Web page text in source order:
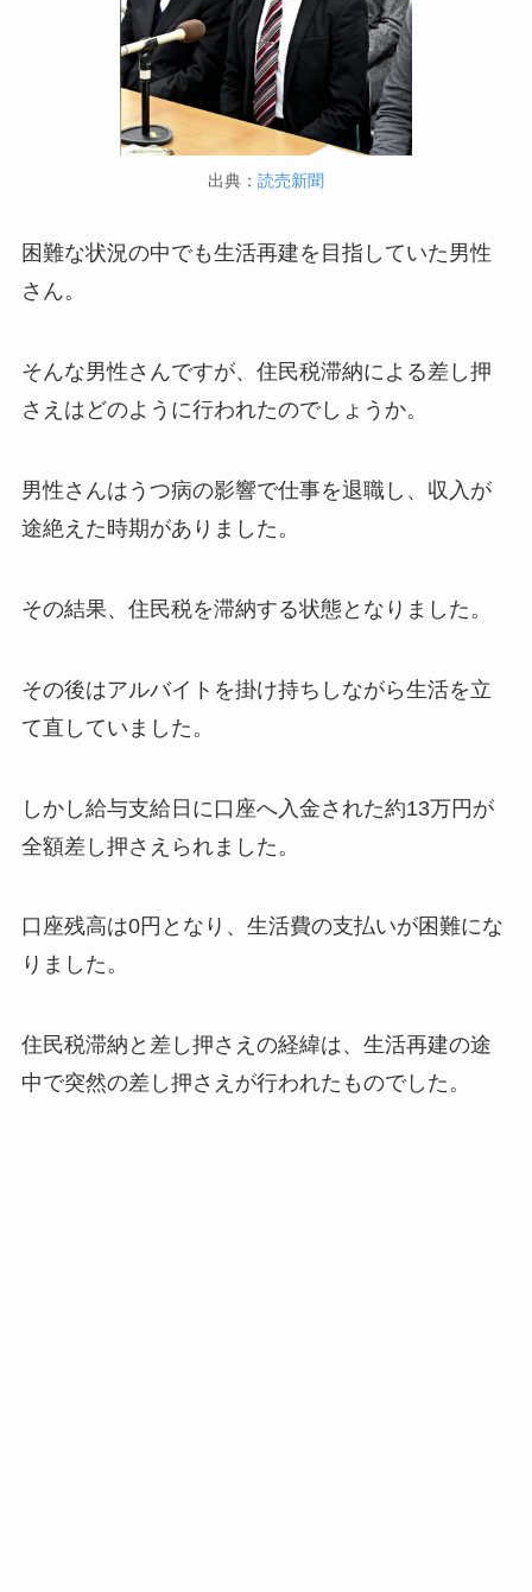
出典： 読売新聞
困難な状況の中でも生活再建を目指していた男性
さん。
そんな男性さんですが、住民税滞納による差し押
さえはどのように行われたのでしょうか。
男性さんはうつ病の影響で仕事を退職し、収入が
途絶えた時期がありました。
その結果、住民税を滞納する状態となりました。
その後はアルバイトを掛け持ちしながら生活を立
て直していました。
しかし給与支給日に口座へ入金された約13万円が
全額差し押さえられました。
口座残高は0円となり、生活費の支払いが困難にな
りました。
住民税滞納と差し押さえの経緯は、生活再建の途
中で突然の差し押さえが行われたものでした。